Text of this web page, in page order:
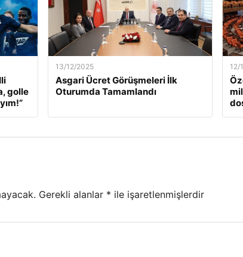
golle
13/12/2025
Asgari Ücret Görüşmeleri İlk
Oturumda Tamamlandı
12/
Gerekli alanlar * ile işaretlenmişlerdir